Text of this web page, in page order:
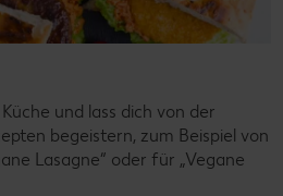
und lass dich von der
begeistern, zum Beispiel von
Lasagne“ oder für „Vegane